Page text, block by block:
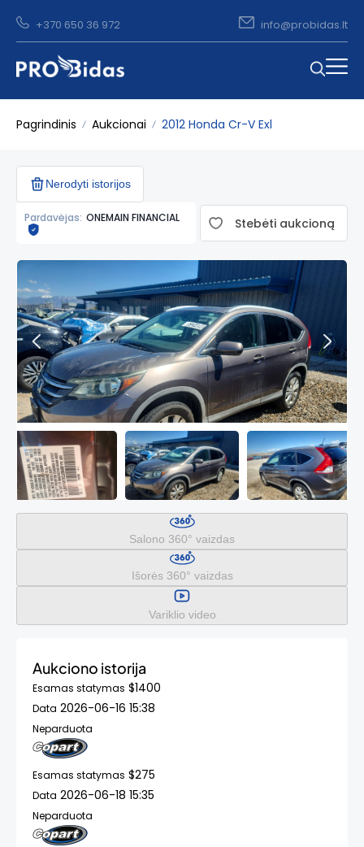
+370 650 36 972 info@probidas.lt
Pagrindinis Aukcionai 2012 Honda Cr-V Exl
Nerodyti istorijos
Stebėti aukcioną
Pardavėjas: ONEMAIN FINANCIAL
Salono 360° vaizdas
Išorės 360° vaizdas
Variklio video
Aukciono istorija
Esamas statymas $1400
Data 2026-06-16 15:38
Neparduota
Esamas statymas $275
Data 2026-06-18 15:35
Neparduota